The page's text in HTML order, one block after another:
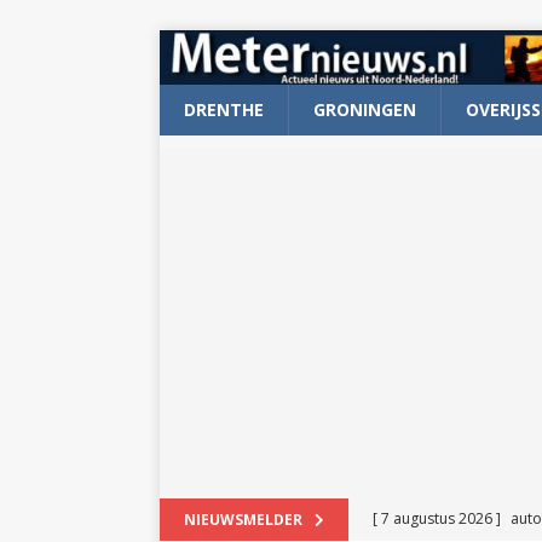
DRENTHE GRONINGEN
NIEUWSMELDER [ 7 augustus 2026 ]